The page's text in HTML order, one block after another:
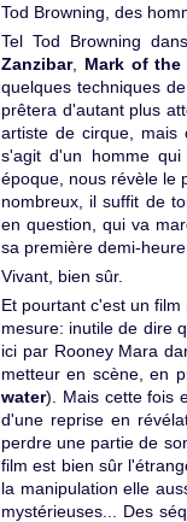
Tod Browning, des
Tel Tod Browning
Zanzibar, Mark of the
quelques techniques
prêtera d'autant plus
artiste de cirque, mais
s'agit d'un homme
époque, nous révèle le
nombreux, il suffit de
en question, qui va
sa première demi-
Vivant, bien sûr.
Et pourtant c'est un
mesure: inutile de dire
ici par Rooney Mara
metteur en scène, en
water). Mais cette fois
d'une reprise en
perdre une partie de
film est bien sûr
la manipulation elle
mystérieuses... Des